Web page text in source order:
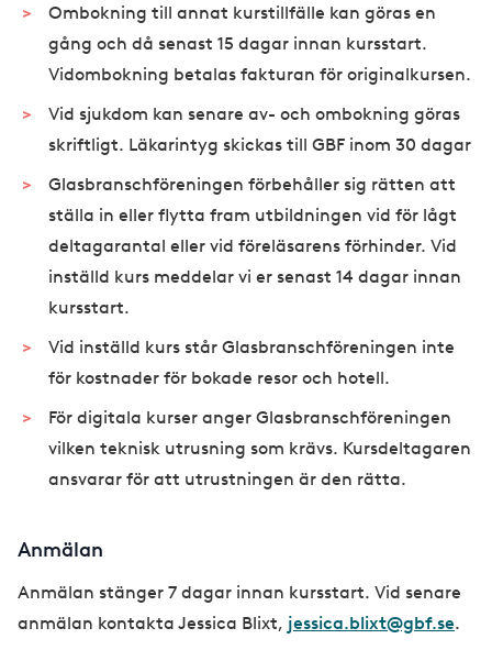
Ombokning till annat kurstillfälle kan göras en
gång och då senast 15 dagar innan kursstart.
Vidombokning betalas fakturan för originalkursen.
Vid sjukdom kan senare av- och ombokning göras
skriftligt. Läkarintyg skickas till GBF inom 30 dagar
Glasbranschföreningen förbehåller sig rätten att
ställa in eller flytta fram utbildningen vid för lågt
deltagarantal eller vid föreläsarens förhinder. Vid
inställd kurs meddelar vi er senast 14 dagar innan
kursstart.
Vid inställd kurs står Glasbranschföreningen inte
för kostnader för bokade resor och hotell.
För digitala kurser anger Glasbranschföreningen
vilken teknisk utrusning som krävs. Kursdeltagaren
ansvarar för att utrustningen är den rätta.
Anmälan
Anmälan stänger 7 dagar innan kursstart. Vid senare
anmälan kontakta Jessica Blixt, jessica.blixt@gbf.se.